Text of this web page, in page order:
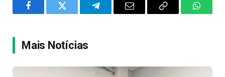
FacebookTwitter TelegramEmail
Copy
Mais Notícias